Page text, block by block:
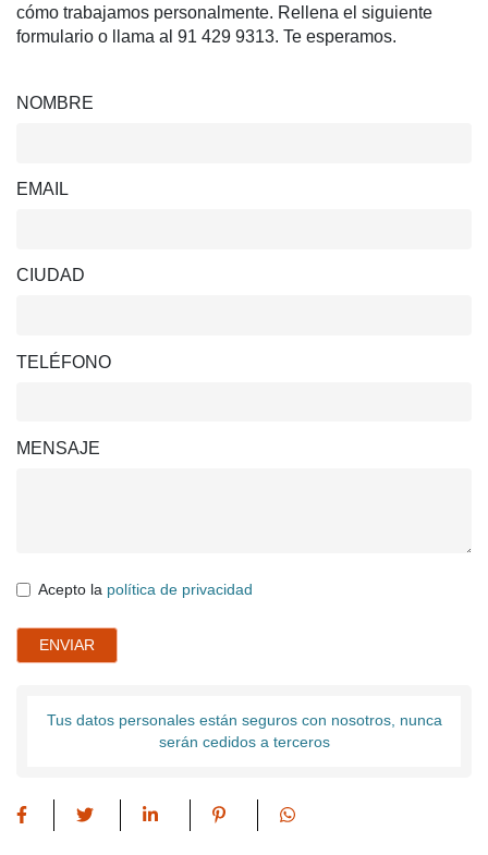
cómo trabajamos personalmente. Rellena el siguiente
formulario o llama al 91 429 9313. Te esperamos.
NOMBRE
EMAIL
CIUDAD
TELÉFONO
MENSAJE
Acepto la política de privacidad
ENVIAR
Tus datos personales están seguros con nosotros, nunca
serán cedidos a terceros